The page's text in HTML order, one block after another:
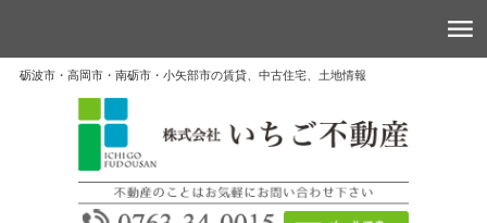
砺波市・高岡市・南砺市・小矢部市の賃貸、中古住宅、土地情報